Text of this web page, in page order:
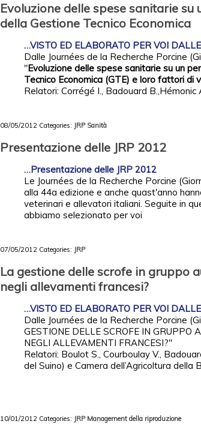
Evoluzione delle spese sanitarie
della Gestione Tecnico Economica
…VISTO ED ELABORATO PER VOI
Dalle Journées de la Recherche Porcine
"Evoluzione delle spese sanitarie su un
Tecnico Economica (GTE) e loro fattori di
Relatori: Corrégé I., Badouard
08/05/2012 Categories: JRP Sanità
Presentazione delle JRP 2012
…Presentazione delle JRP 2012
Le Journées de la Recherche Porcine
alla 44a edizione e anche quast'anno
veterinari e allevatori italiani. Seguite in
abbiamo selezionato per voi
07/05/2012 Categories: JRP
La gestione delle scrofe in gruppo
negli allevamenti francesi?
…VISTO ED ELABORATO PER VOI
Dalle Journées de la Recherche Porcine
GESTIONE DELLE SCROFE IN
NEGLI ALLEVAMENTI FRANCESI?"
Relatori: Boulot S., Courboulay V.,
del Suino) e Camera dell’Agricoltura della
10/01/2012 Categories: JRP Management della riproduzione